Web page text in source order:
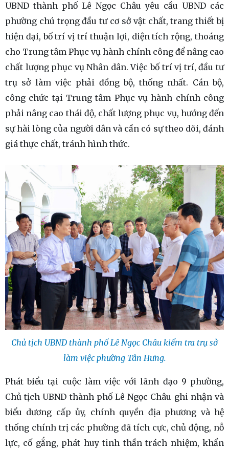
UBND thành phố Lê Ngọc Châu yêu cầu UBND các
phường chú trọng đầu tư cơ sở vật chất, trang thiết bị
hiện đại, bố trí vị trí thuận lợi, diện tích rộng, thoáng
cho Trung tâm Phục vụ hành chính công để nâng cao
chất lượng phục vụ Nhân dân. Việc bố trí vị trí, đầu tư
trụ sở làm việc phải đồng bộ, thống nhất. Cán bộ,
công chức tại Trung tâm Phục vụ hành chính công
phải nâng cao thái độ, chất lượng phục vụ, hướng đến
sự hài lòng của người dân và cần có sự theo dõi, đánh
giá thực chất, tránh hình thức.
Chủ tịch UBND thành phố Lê Ngọc Châu kiểm tra trụ sở
làm việc phường Tân Hưng.
Phát biểu tại cuộc làm việc với lãnh đạo 9 phường,
Chủ tịch UBND thành phố Lê Ngọc Châu ghi nhận và
biểu dương cấp ủy, chính quyền địa phương và hệ
thống chính trị các phường đã tích cực, chủ động, nỗ
lực, cố gắng, phát huy tinh thần trách nhiệm, khẩn